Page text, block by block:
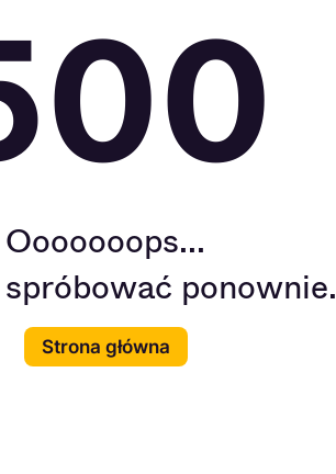
Ooooooops...
ponownie.
Strona główna